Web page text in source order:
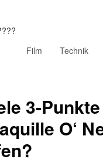
Film
Technik
3-
O‘